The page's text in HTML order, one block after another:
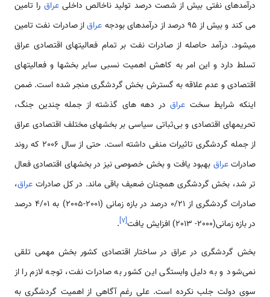
درآمدهای نفتی بیش از شصت درصد تولید ناخالص داخلیعراق را تامین
می­ کند و بیش از 95 درصد از درآمدهای بودجه
عراقاز صادرات نفت تامین
می­شود. درآمد حاصله از صادرات نفت بر تمام فعالیتهای اقتصادی عراق
تسلط دارد و این امر به کاهش اهمیت نسبی سایر بخشها و فعالیتهای
اقتصادی و عدم علاقه به گسترش بخش گردشگری منجر شده است. ضمن
اینکه شرایط سخت عراقدر دهه ­های گذشته از جمله چندین جنگ،
تحریمهای اقتصادی و بی‌ثباتی سیاسی بر بخشهای مختلف اقتصادی عراق
از جمله گردشگری تاثیرات منفی داشته است. حتی از سال 2006 که روند
صادراتعراق بهبود یافت و بخش خصوصی نیز در بخشهای اقتصادی فعال
تر شد، بخش گردشگری همچنان ضعیف باقی ماند. در کل صادرات عراق،
صادرات گردشگری از 0/21 درصد در بازه زمانی (2001-2005) به 4/01 درصد
در بازه زمانی(2000- 2013) افزایش یافت
[۷]
.
بخش گردشگری در عراق در ساختار اقتصادی کشور بخش مهمی تلقی
نمی‌شود و به دلیل وابستگی این کشور به صادرات نفت، توجه لازم را از
سوی دولت جلب نکرده است. علی رغم آگاهی از اهمیت گردشگری به